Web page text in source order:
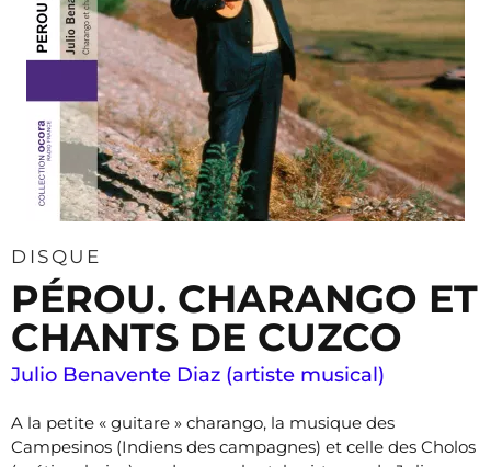
DISQUE
PÉROU. CHARANGO ET
CHANTS DE CUZCO
Julio Benavente Diaz (artiste musical)
A la petite « guitare » charango, la musique des
Campesinos (Indiens des campagnes) et celle des Cholos